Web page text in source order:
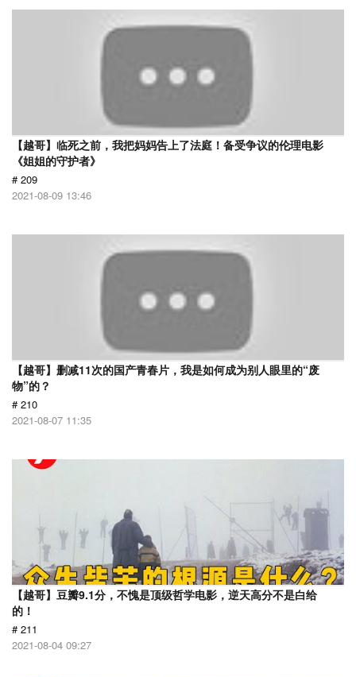
【越哥】临死之前，我把妈妈告上了法庭！备受争议的伦理电影
《姐姐的守护者》
# 209
2021-08-09 13:46
【越哥】删减11次的国产青春片，我是如何成为别人眼里的“废
物”的？
# 210
2021-08-07 11:35
【越哥】豆瓣9.1分，不愧是顶级哲学电影，逆天高分不是白给
的！
# 211
2021-08-04 09:27